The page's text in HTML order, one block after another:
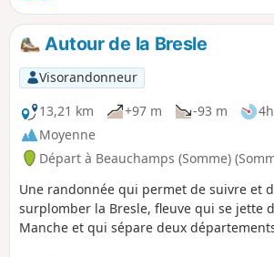
Autour de la Bresle
Visorandonneur
13,21 km
+97 m -93 m
Moyenne
Départ à Beauchamps (Somme)
Une randonnée qui permet de suivre et
surplomber la Bresle, fleuve qui se jette
Manche et qui sépare deux